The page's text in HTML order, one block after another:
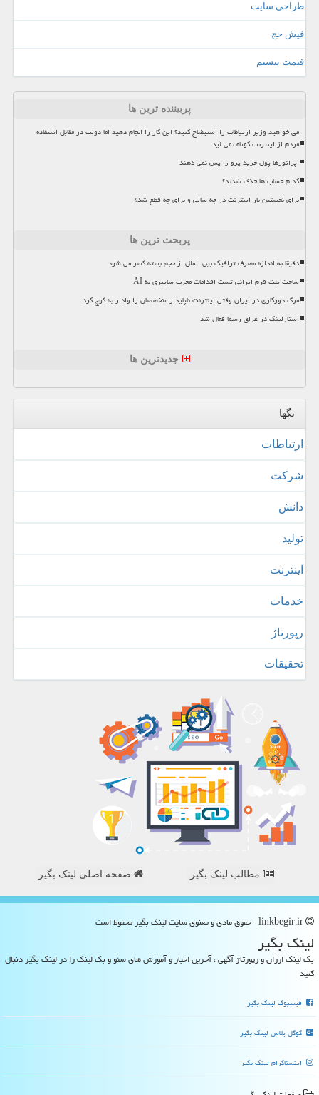
طراحی سایت
فیش حج
قیمت بیسیم
پربیننده ترین ها
می خواهید وزیر ارتباطات را استیضاح کنید؟ این کار را انجام دهید اما دولت در مقابل استفاده
مردم از اینترنت کوتاه نمی آید
اپراتورها پول خرید پرو را پس نمی دهند
کدام حساب ها حذف شدند؟
برای نخستین بار اینترنت در چه سالی و برای چه قطع شد؟
پربحث ترین ها
دقیقا به اندازه مصرف ترافیک بین الملل از حجم بسته کسر می شود
ساخت پلت فرم ایرانی تست اقدامات مخرب سایبری به AI
مرگ دورکاری در ایران وقتی اینترنت ناپایدار متخصصان را وادار به کوچ کرد
استارلینک در عراق رسما فعال شد
جدیدترین ها
تگها
ارتباطات
شركت
دانش
تولید
اینترنت
خدمات
رپورتاژ
تحقیقات
مطالب لینک بگیر صفحه اصلی لینک بگیر
لینك بگیر
بک لینک ارزان و رپورتاژ آگهی ، آخرین اخبار و آموزش های سئو و بک لینک را در لینک بگیر دنبال
کنید
فیسبوک لینک بگیر
گوگل پلاس لینک بگیر
اینستاگرام لینک بگیر